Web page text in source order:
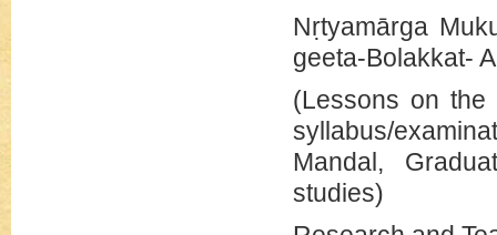
Nṛtyamārga
geeta-Bolakkat-
(Lessons on the
syllabus/
Mandal,
studies)